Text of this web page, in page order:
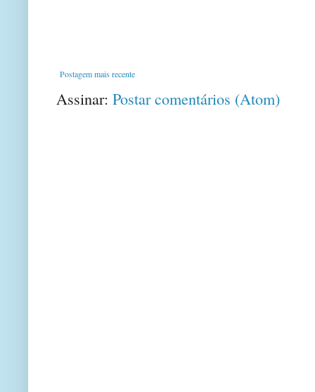
Postagem mais recente
Assinar: Postar comentários (Atom)